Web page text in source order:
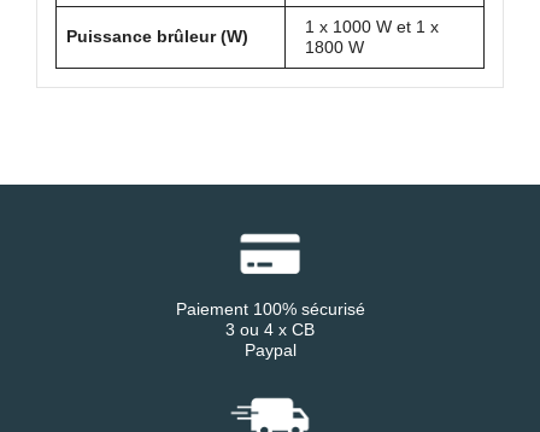
Puissance brûleur (W)
1 x 1000 W et 1 x
1800 W
Paiement 100% sécurisé
3 ou 4 x CB
Paypal